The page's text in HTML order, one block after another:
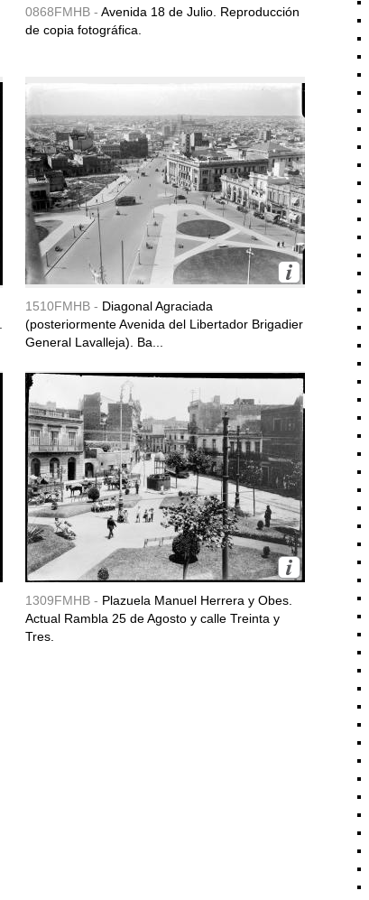
0868FMHB - Avenida 18 de Julio. Reproducción
de copia fotográfica.
1510FMHB - Diagonal Agraciada
(posteriormente Avenida del Libertador Brigadier
General Lavalleja). Ba...
1309FMHB - Plazuela Manuel Herrera y Obes.
Actual Rambla 25 de Agosto y calle Treinta y
Tres.